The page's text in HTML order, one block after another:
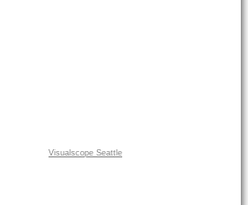
Visualscope Seattle